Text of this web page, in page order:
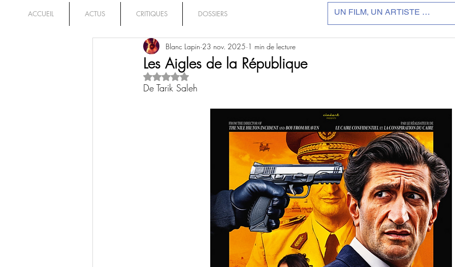
ACCUEIL ACTUS CRITIQUES DOSSIERS
Les Aigles de la République
Blanc Lapin 23 nov. 2025 1 min de lecture
Noté NaN étoiles sur 5.
De Tarik Saleh